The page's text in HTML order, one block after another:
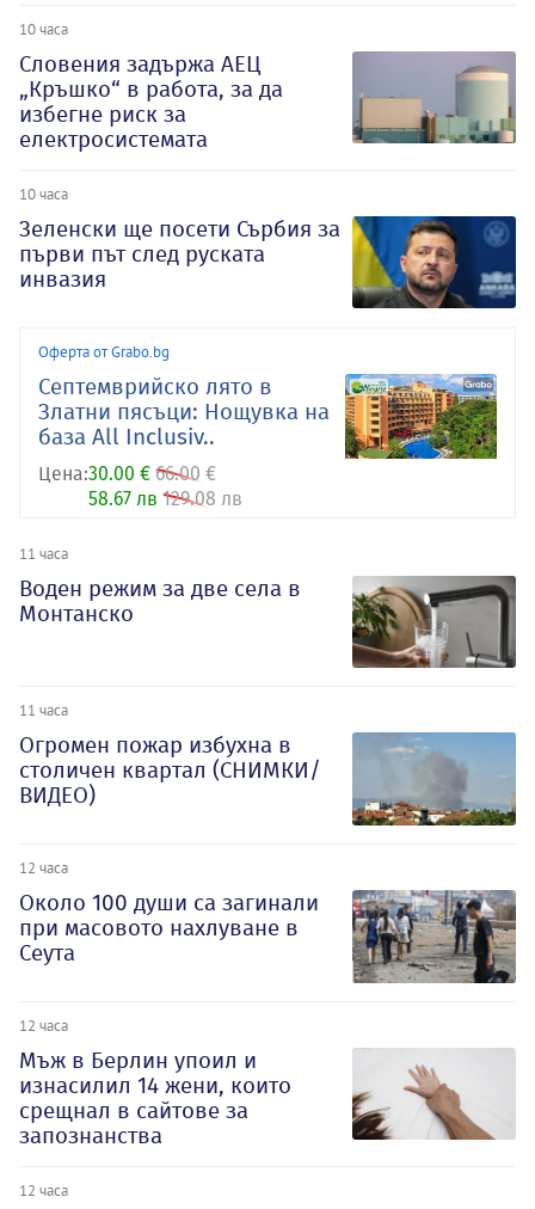
10 часа
Словения задържа АЕЦ
„Кръшко“ в работа, за да
избегне риск за
електросистемата
10 часа
Зеленски ще посети Сърбия за
първи път след руската
инвазия
Оферта от Grabo.bg
Септемврийско лято в
Златни пясъци: Нощувка на
база All Inclusiv..
Цена:30.00 € 66.00 €
58.67 лв 129.08 лв
11 часа
Воден режим за две села в
Монтанско
11 часа
Огромен пожар избухна в
столичен квартал (СНИМКИ/
ВИДЕО)
12 часа
Около 100 души са загинали
при масовото нахлуване в
Сеута
12 часа
Мъж в Берлин упоил и
изнасилил 14 жени, които
срещнал в сайтове за
запознанства
12 часа